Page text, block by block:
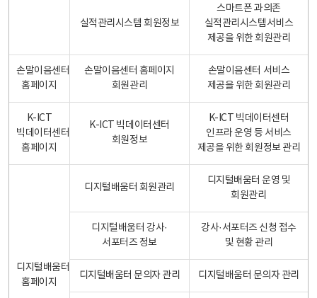
실적관리시스템 회원정보
스마트폰 과의존
실적관리시스템서비스
제공을 위한 회원관리
손말이음센터
홈페이지
손말이음센터 홈페이지
회원관리
손말이음센터 서비스
제공을 위한 회원관리
K-ICT
빅데이터센터
홈페이지
K-ICT 빅데이터센터
회원정보
K-ICT 빅데이터센터
인프라 운영 등 서비스
제공을 위한 회원정보 관리
디지털배움터
홈페이지
디지털배움터 회원관리
디지털배움터 운영 및
회원관리
디지털배움터 강사·
서포터즈 정보
강사·서포터즈 신청 접수
및 현황 관리
디지털배움터 문의자 관리 디지털배움터 문의자 관리